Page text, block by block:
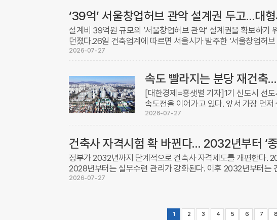
‘39억’ 서울창업허브 관악 설계권 두고…대
설계비 39억원 규모의 ‘서울창업허브 관악’ 설계권을 확보하기
던졌다.26일 건축업계에 따르면 서울시가 발주한 ‘서울창업허
결과, 총 78개사가 최종 공모작을 제출한 것으로 ...
2026-07-27
[대한경제=홍샛별 기자]1기 신도시 선
속도전을 이어가고 있다. 앞서 가장 먼
(31구역·S4) 역시 설계자 선정을 위한
2026-07-27
건축사 자격시험 확 바뀐다… 2032년부터 ‘
정부가 2032년까지 단계적으로 건축사 자격제도를 개편한다.
2028년부터는 실무수련 관리가 강화된다. 이후 2032년부터는
으로 전환된다.국토교통부는 글로벌 경쟁력을 갖춘 미래 ...
2026-07-27
1 2 3 4 5 6 7 8